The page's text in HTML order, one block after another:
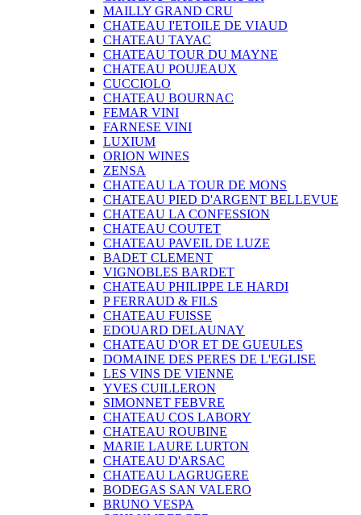
MAILLY GRAND CRU
CHATEAU I'ETOILE DE VIAUD
CHATEAU TAYAC
CHATEAU TOUR DU MAYNE
CHATEAU POUJEAUX
CUCCIOLO
CHATEAU BOURNAC
FEMAR VINI
FARNESE VINI
LUXIUM
ORION WINES
ZENSA
CHATEAU LA TOUR DE MONS
CHATEAU PIED D'ARGENT BELLEVUE
CHATEAU LA CONFESSION
CHATEAU COUTET
CHATEAU PAVEIL DE LUZE
BADET CLEMENT
VIGNOBLES BARDET
CHATEAU PHILIPPE LE HARDI
P FERRAUD & FILS
CHATEAU FUISSE
EDOUARD DELAUNAY
CHATEAU D'OR ET DE GUEULES
DOMAINE DES PERES DE L'EGLISE
LES VINS DE VIENNE
YVES CUILLERON
SIMONNET FEBVRE
CHATEAU COS LABORY
CHATEAU ROUBINE
MARIE LAURE LURTON
CHATEAU D'ARSAC
CHATEAU LAGRUGERE
BODEGAS SAN VALERO
BRUNO VESPA